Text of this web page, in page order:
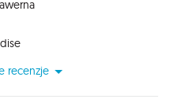
recenzje